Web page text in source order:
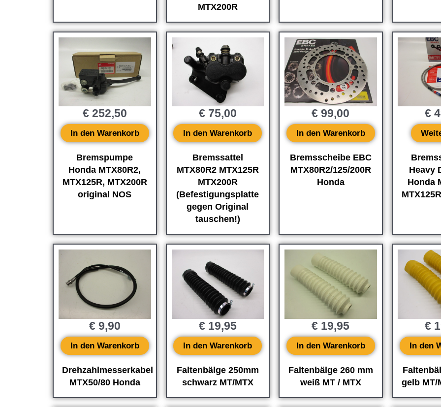
MTX200R
Bremspumpe
Honda MTX80R2,
MTX125R, MTX200R
original NOS
€252,50
In den Warenkorb
Bremssattel
MTX80R2 MTX125R
MTX200R
(Befestigungsplatte
gegen Original
tauschen!)
€75,00
In den Warenkorb
Bremsscheibe EBC
MTX80R2/125/200R
Honda
€ 99,00
In den Warenkorb
Heavy
Honda
€
Drehzahlmesserkabel
MTX50/80 Honda
€9,90
In den Warenkorb
Faltenbälge 250mm
schwarz MT/MTX
€19,95
In den Warenkorb
Faltenbälge 260 mm
weiß MT / MTX
€ 19,95
In den Warenkorb
gelb MT/
€
In den